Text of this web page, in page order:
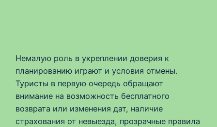
Немалую роль в укреплении доверия к
планированию играют и условия отмены.
Туристы в первую очередь обращают
внимание на возможность бесплатного
возврата или изменения дат, наличие
страхования от невыезда, прозрачные правила